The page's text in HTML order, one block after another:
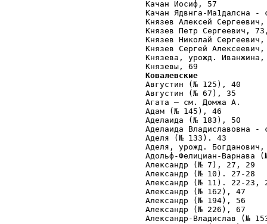
Качан Иосиф, 57
Качан Ядвнга-Ма1далсна
Князев Алексей
Князев Петр Сергеевич,
Князев Николай
Князев Сергей
Князева, урожд.
Ковалевские